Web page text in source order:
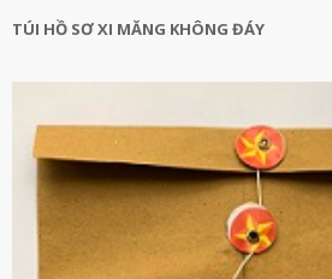
TÚI HỒ SƠ XI MĂNG KHÔNG ĐÁY